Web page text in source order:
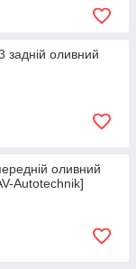
задній оливний
оливний
Autotechnik]